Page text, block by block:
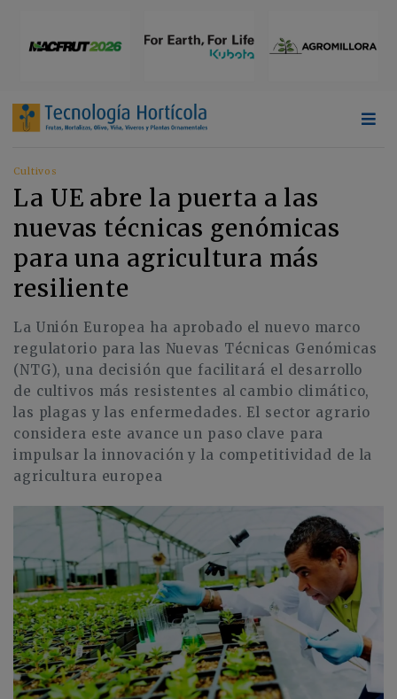
Cultivos
La UE abre la puerta a las
nuevas técnicas genómicas
para una agricultura más
resiliente
La Unión Europea ha aprobado el nuevo marco
regulatorio para las Nuevas Técnicas Genómicas
(NTG), una decisión que facilitará el desarrollo
de cultivos más resistentes al cambio climático,
las plagas y las enfermedades. El sector agrario
considera este avance un paso clave para
impulsar la innovación y la competitividad de la
agricultura europea